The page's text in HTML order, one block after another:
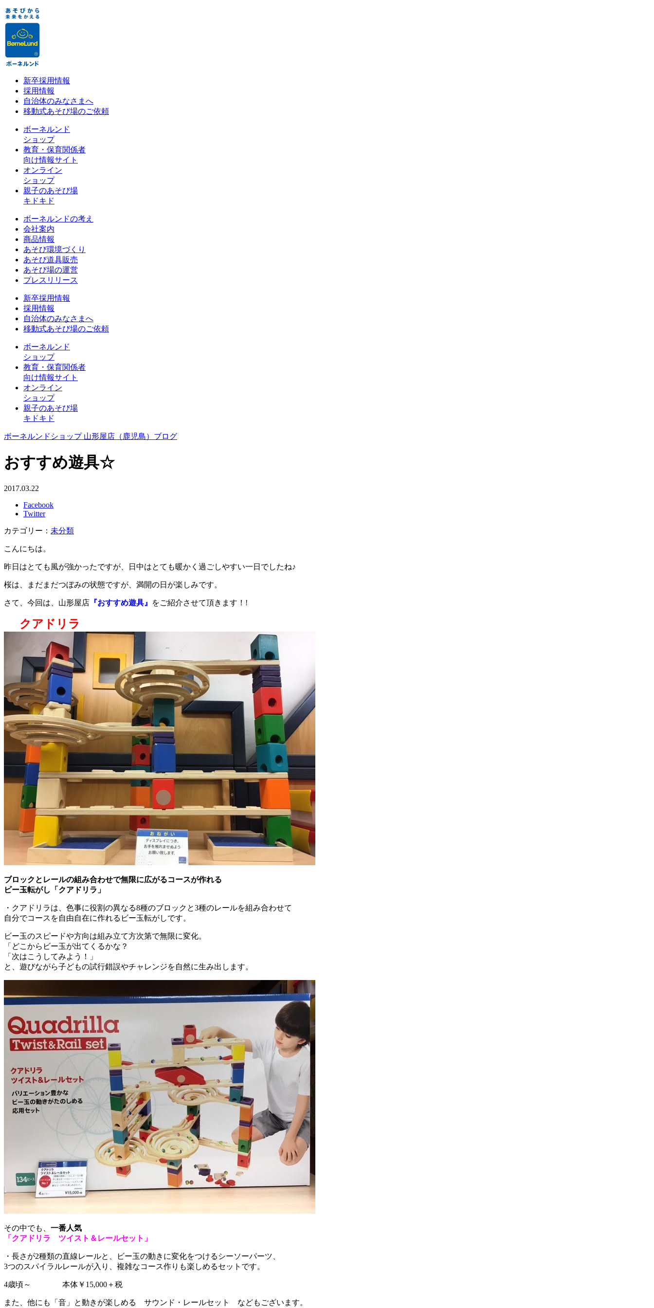
新卒採用情報
採用情報
自治体のみなさまへ
移動式あそび場のご依頼
ボーネルンド
ショップ
教育・保育関係者
向け情報サイト
オンライン
ショップ
親子のあそび場
キドキド
ボーネルンドの考え
会社案内
商品情報
あそび環境づくり
あそび道具販売
あそび場の運営
プレスリリース
新卒採用情報
採用情報
自治体のみなさまへ
移動式あそび場のご依頼
ボーネルンド
ショップ
教育・保育関係者
向け情報サイト
オンライン
ショップ
親子のあそび場
キドキド
ボーネルンドショップ 山形屋店（鹿児島）ブログ
おすすめ遊具☆
2017.03.22
Facebook
Twitter
カテゴリー： 未分類
こんにちは。
昨日はとても風が強かったですが、日中はとても暖かく過ごしやすい一日でしたね♪
桜は、まだまだつぼみの状態ですが、満開の日が楽しみです。
さて、今回は、山形屋店 『おすすめ遊具』 をご紹介させて頂きます！!
クアドリラ
ブロックとレールの組み合わせで無限に広がるコースが作れる
ビー玉転がし「クアドリラ」
・クアドリラは、色事に役割の異なる8種のブロックと3種のレールを組み合わせて
自分でコースを自由自在に作れるビー玉転がしです。
ビー玉のスピードや方向は組み立て方次第で無限に変化。
「どこからビー玉が出てくるかな？
「次はこうしてみよう！」
と、遊びながら子どもの試行錯誤やチャレンジを自然に生み出します。
その中でも、 一番人気
「クアドリラ ツイスト＆レールセット」
・長さが2種類の直線レールと、ビー玉の動きに変化をつけるシーソーパーツ、
3つのスパイラルレールが入り、複雑なコース作りも楽しめるセットです。
4歳頃～ 本体￥15,000＋税
また、他にも「音」と動きが楽しめる サウンド・レールセット などもございます。